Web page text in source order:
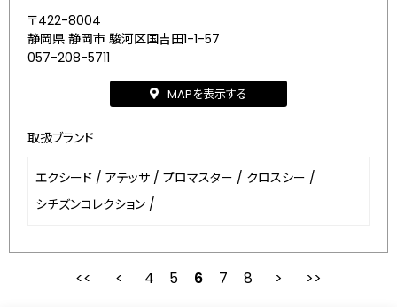
〒422-8004
静岡県 静岡市 駿河区国吉田1-1-57
057-208-5711
MAPを表示する
取扱ブランド
エクシード / アテッサ / プロマスター / クロスシー /
シチズンコレクション /
最初 前
4 5 6 7 8